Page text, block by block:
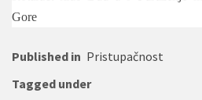
Gore
Published in Pristupačnost
Tagged under